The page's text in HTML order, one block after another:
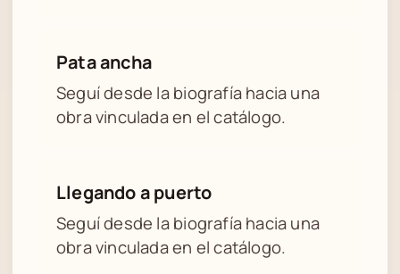
Pata ancha
Seguí desde la biografía hacia una
obra vinculada en el catálogo.
Llegando a puerto
Seguí desde la biografía hacia una
obra vinculada en el catálogo.